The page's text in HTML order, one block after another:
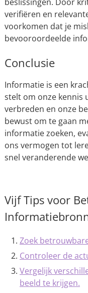
verifiëren en
voorkomen dat je
bevooroordeelde
Conclusie
Informatie is een
stelt om onze kennis
verbreden en onze
bewust om te gaan
informatie zoeken,
ons vermogen tot
snel veranderende
Vijf Tips voor
Zoek
Controleer de
Vergelijk
beeld te krijgen.